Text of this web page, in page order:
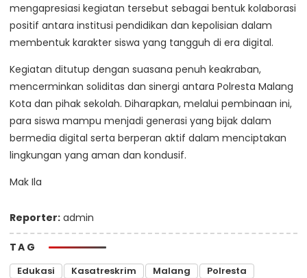
mengapresiasi kegiatan tersebut sebagai bentuk kolaborasi
positif antara institusi pendidikan dan kepolisian dalam
membentuk karakter siswa yang tangguh di era digital.
Kegiatan ditutup dengan suasana penuh keakraban,
mencerminkan soliditas dan sinergi antara Polresta Malang
Kota dan pihak sekolah. Diharapkan, melalui pembinaan ini,
para siswa mampu menjadi generasi yang bijak dalam
bermedia digital serta berperan aktif dalam menciptakan
lingkungan yang aman dan kondusif.
Mak Ila
Reporter: admin
TAG
Edukasi Kasatreskrim Malang Polresta